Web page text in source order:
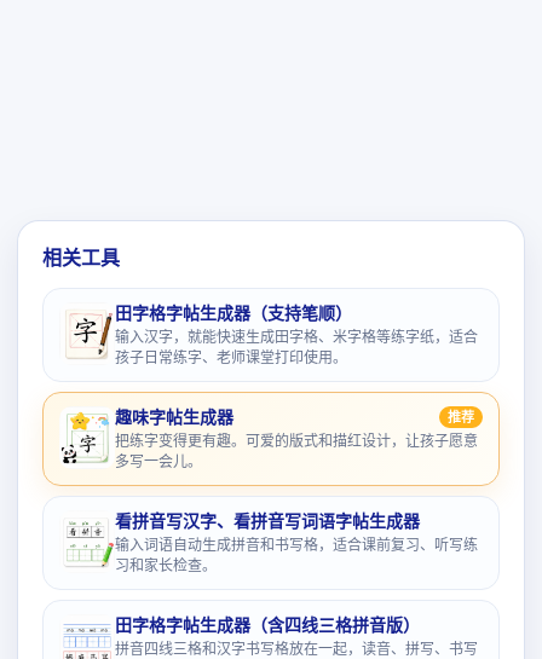
相关工具
田字格字帖生成器（支持笔顺）
输入汉字，就能快速生成田字格、米字格等练字纸，适合
孩子日常练字、老师课堂打印使用。
趣味字帖生成器 推荐
把练字变得更有趣。可爱的版式和描红设计，让孩子愿意
多写一会儿。
看拼音写汉字、看拼音写词语字帖生成器
输入词语自动生成拼音和书写格，适合课前复习、听写练
习和家长检查。
田字格字帖生成器（含四线三格拼音版）
拼音四线三格和汉字书写格放在一起，读音、拼写、书写